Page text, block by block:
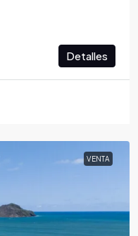
Detalles
VENTA